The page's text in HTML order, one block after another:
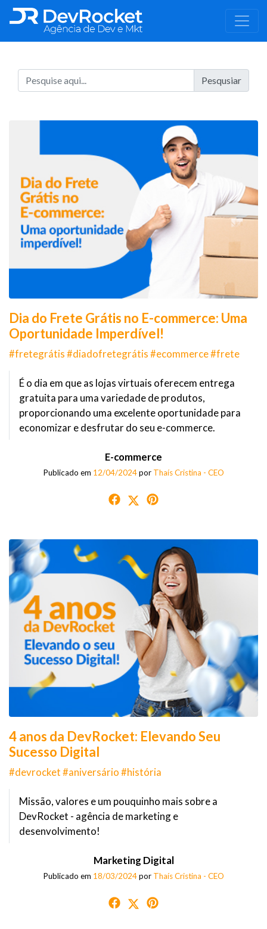
Pesqusiar
Dia do Frete Grátis no E-commerce: Uma
Oportunidade Imperdível!
#fretegrátis #diadofretegrátis #ecommerce #frete
É o dia em que as lojas virtuais oferecem entrega
gratuita para uma variedade de produtos,
proporcionando uma excelente oportunidade para
economizar e desfrutar do seu e-commerce.
E-commerce
Publicado em 12/04/2024por Thaís Cristina - CEO
4 anos da DevRocket: Elevando Seu
Sucesso Digital
#devrocket #aniversário #história
Missão, valores e um pouquinho mais sobre a
DevRocket - agência de marketing e
desenvolvimento!
Marketing Digital
Publicado em 18/03/2024por Thaís Cristina - CEO